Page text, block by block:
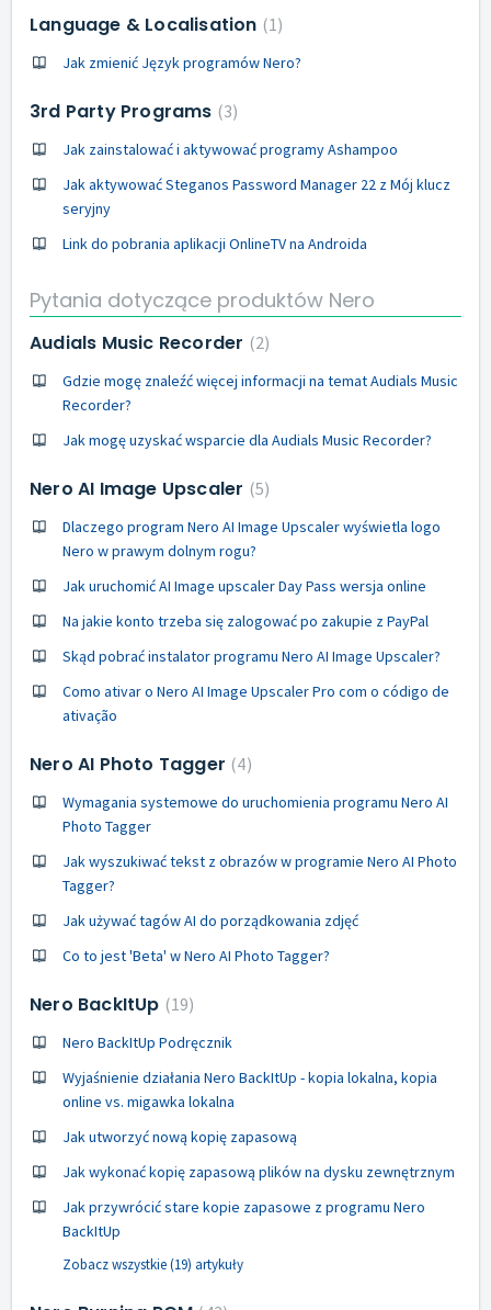
Language & Localisation 1
Jak zmienić Język programów Nero?
3rd Party Programs 3
Jak zainstalować i aktywować programy Ashampoo
Jak aktywować Steganos Password Manager 22 z Mój klucz
seryjny
Link do pobrania aplikacji OnlineTV na Androida
Pytania dotyczące produktów Nero
Audials Music Recorder 2
Gdzie mogę znaleźć więcej informacji na temat Audials Music
Recorder?
Jak mogę uzyskać wsparcie dla Audials Music Recorder?
Nero AI Image Upscaler 5
Dlaczego program Nero AI Image Upscaler wyświetla logo
Nero w prawym dolnym rogu?
Jak uruchomić AI Image upscaler Day Pass wersja online
Na jakie konto trzeba się zalogować po zakupie z PayPal
Skąd pobrać instalator programu Nero AI Image Upscaler?
Como ativar o Nero AI Image Upscaler Pro com o código de
ativação
Nero AI Photo Tagger 4
Wymagania systemowe do uruchomienia programu Nero AI
Photo Tagger
Jak wyszukiwać tekst z obrazów w programie Nero AI Photo
Tagger?
Jak używać tagów AI do porządkowania zdjęć
Co to jest 'Beta' w Nero AI Photo Tagger?
Nero BackItUp 19
Nero BackItUp Podręcznik
Wyjaśnienie działania Nero BackItUp - kopia lokalna, kopia
online vs. migawka lokalna
Jak utworzyć nową kopię zapasową
Jak wykonać kopię zapasową plików na dysku zewnętrznym
Jak przywrócić stare kopie zapasowe z programu Nero
BackItUp
Zobacz wszystkie (19) artykuły